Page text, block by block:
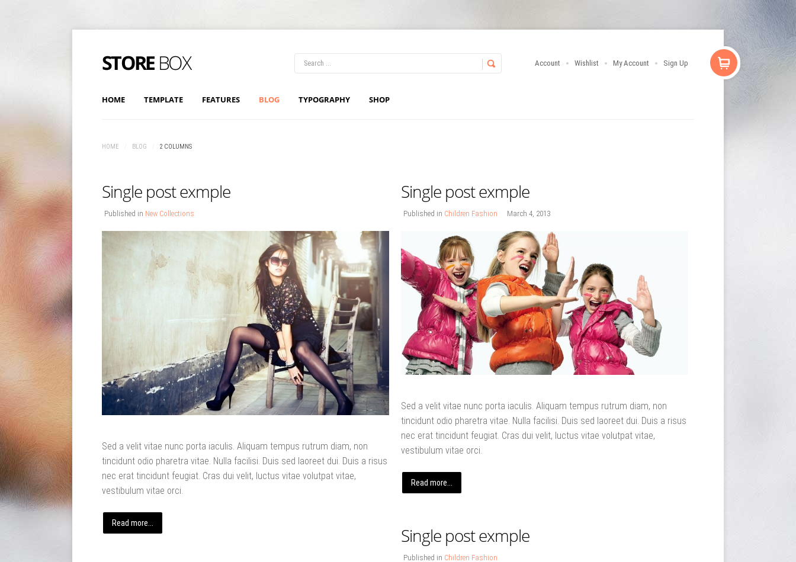
Account Wishlist My Account Sign Up
HOME TEMPLATE FEATURES BLOG TYPOGRAPHY SHOP
HOME BLOG 2 COLUMNS
Single post exmple
Published in New Collections
Sed a velit vitae nunc porta iaculis. Aliquam tempus rutrum diam, non
tincidunt odio pharetra vitae. Nulla facilisi. Duis sed laoreet dui. Duis a risus
nec erat tincidunt feugiat. Cras dui velit, luctus vitae volutpat vitae,
vestibulum vitae orci.
Read more...
Single post exmple
Published in Children Fashion March 4, 2013
Sed a velit vitae nunc porta iaculis. Aliquam tempus rutrum diam, non
tincidunt odio pharetra vitae. Nulla facilisi. Duis sed laoreet dui. Duis a risus
nec erat tincidunt feugiat. Cras dui velit, luctus vitae volutpat vitae,
vestibulum vitae orci.
Read more...
Single post exmple
Published in Children Fashion
LOG IN ORREGISTER
Forgot your password? Forgot your username?